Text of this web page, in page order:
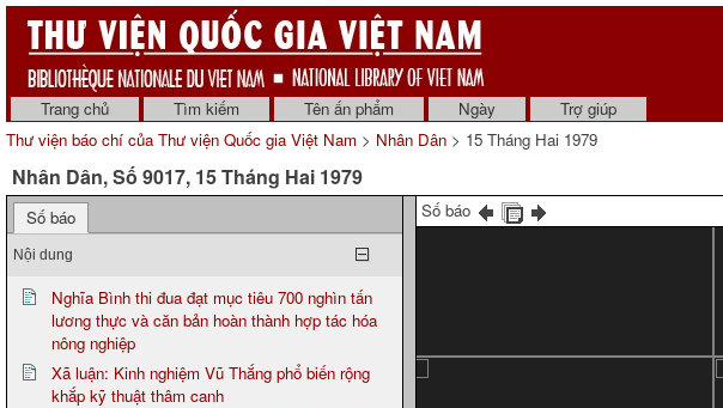
Trang chủ Tìm kiếm Tên ấn phẩm Ngày
Trợ giúp
Thư viện báo chí của Thư viện Quốc gia Việt Nam > Nhân Dân > 15 Tháng Hai 1979
Nhân Dân, Số 9017, 15 Tháng Hai 1979
Số báo
Nội dung
Nghĩa Bình thi đua đạt mục tiêu 700 nghìn tấn
lương thực và căn bản hoàn thành hợp tác hóa
nông nghiệp
Xã luận: Kinh nghiệm Vũ Thắng phổ biến rộng
khắp kỹ thuật thâm canh
Số báo